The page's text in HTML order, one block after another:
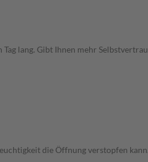
lang. Gibt Ihnen mehr
die Öffnung verstopfen kann.